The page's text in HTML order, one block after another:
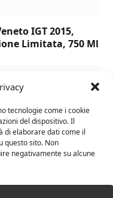
tecnologie come i cookie
del dispositivo. Il
di elaborare dati come il
questo sito. Non
negativamente su alcune
IGT 2015,
Limitata, 750 Ml